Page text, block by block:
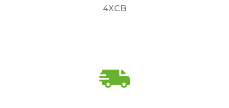
4XCB